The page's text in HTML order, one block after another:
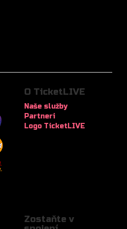
O TicketLIVE
Naše služby
Partneri
Logo TicketLIVE
Zostaňte v